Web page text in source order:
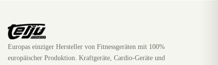
Europas einziger Hersteller von Fitnessgeräten mit 100%
europäischer Produktion. Kraftgeräte, Cardio-Geräte und